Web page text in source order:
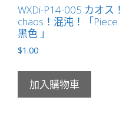
WXDi-P14-005 カオス！
chaos！混沌！「Piece
黑色 」
$1.00
加入購物車